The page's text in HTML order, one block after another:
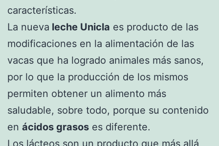
características.
La nueva leche Unicla es producto de las
modificaciones en la alimentación de las
vacas que ha logrado animales más sanos,
por lo que la producción de los mismos
permiten obtener un alimento más
saludable, sobre todo, porque su contenido
en ácidos grasos es diferente.
Los lácteos son un producto que más allá